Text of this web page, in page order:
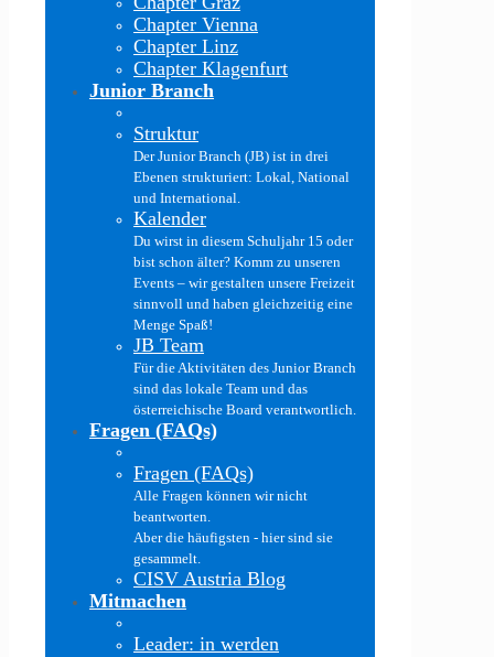
Chapter Vienna
Chapter Linz
Chapter Klagenfurt
Junior Branch
Struktur
Der Junior Branch (JB) ist in drei
Ebenen strukturiert: Lokal, National
und International.
Kalender
Du wirst in diesem Schuljahr 15 oder
bist schon älter? Komm zu unseren
Events – wir gestalten unsere Freizeit
sinnvoll und haben gleichzeitig eine
Menge Spaß!
JB Team
Für die Aktivitäten des Junior Branch
sind das lokale Team und das
österreichische Board verantwortlich.
Fragen (FAQs)
Fragen (FAQs)
Alle Fragen können wir nicht
beantworten.
Aber die häufigsten - hier sind sie
gesammelt.
CISV Austria Blog
Mitmachen
Leader: in werden